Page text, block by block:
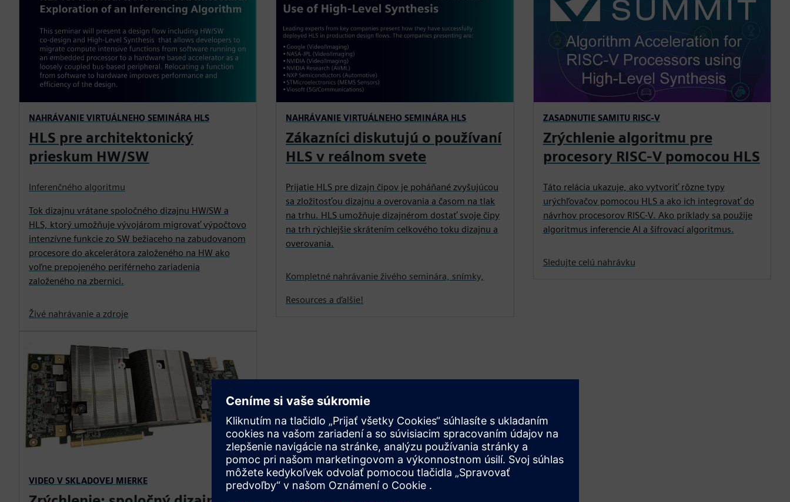
NAHRÁVANIE VIRTUÁLNEHO SEMINÁRA HLS
HLS pre architektonický
prieskum HW/SW
Inferenčného algoritmu
Tok dizajnu vrátane spoločného dizajnu HW/SW a
HLS, ktorý umožňuje vývojárom migrovať výpočtovo
intenzívne funkcie zo SW bežiaceho na zabudovanom
procesore do akcelerátora založeného na HW ako
voľne prepojeného periférneho zariadenia
založeného na zbernici.
Živé nahrávanie a zdroje
NAHRÁVANIE VIRTUÁLNEHO SEMINÁRA HLS
Zákazníci diskutujú o používaní
HLS v reálnom svete
Prijatie HLS pre dizajn čipov je poháňané zvyšujúcou
sa zložitosťou dizajnu a overovania a časom na tlak
na trhu. HLS umožňuje dizajnérom dostať svoje čipy
na trh rýchlejšie skrátením celkového toku dizajnu a
overovania.
Kompletné nahrávanie živého seminára, snímky,
Resources a ďalšie!
ZASADNUTIE SAMITU RISC-V
Zrýchlenie algoritmu pre
procesory RISC-V pomocou HLS
Táto relácia ukazuje, ako vytvoriť rôzne typy
urýchľovačov pomocou HLS a ako ich integrovať do
návrhov procesorov RISC-V. Ako príklady sa použije
algoritmus inferencie AI a šifrovací algoritmus.
Sledujte celú nahrávku
VIDEO V SKLADOVEJ MIERKE